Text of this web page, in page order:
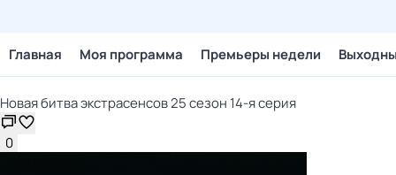
Главная Моя программа Премьеры недели
Новая битва экcтраcенсов 25 сезон 14-я серия
0